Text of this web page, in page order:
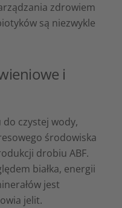
zdrowiem
są niezwykle
i
czystej wody,
środowiska
drobiu ABF.
białka, energii
jest
jelit.